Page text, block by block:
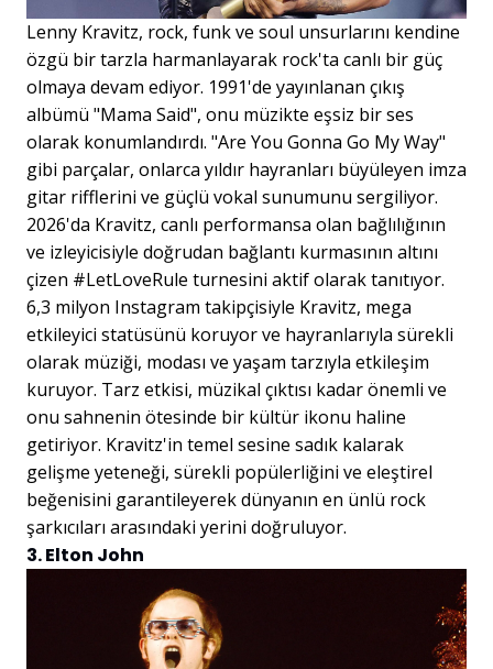
Lenny Kravitz, rock, funk ve soul unsurlarını kendine
özgü bir tarzla harmanlayarak rock'ta canlı bir güç
olmaya devam ediyor. 1991'de yayınlanan çıkış
albümü "Mama Said", onu müzikte eşsiz bir ses
olarak konumlandırdı. "Are You Gonna Go My Way"
gibi parçalar, onlarca yıldır hayranları büyüleyen imza
gitar rifflerini ve güçlü vokal sunumunu sergiliyor.
2026'da Kravitz, canlı performansa olan bağlılığının
ve izleyicisiyle doğrudan bağlantı kurmasının altını
çizen #LetLoveRule turnesini aktif olarak tanıtıyor.
6,3 milyon Instagram takipçisiyle Kravitz, mega
etkileyici statüsünü koruyor ve hayranlarıyla sürekli
olarak müziği, modası ve yaşam tarzıyla etkileşim
kuruyor. Tarz etkisi, müzikal çıktısı kadar önemli ve
onu sahnenin ötesinde bir kültür ikonu haline
getiriyor. Kravitz'in temel sesine sadık kalarak
gelişme yeteneği, sürekli popülerliğini ve eleştirel
beğenisini garantileyerek dünyanın en ünlü rock
şarkıcıları arasındaki yerini doğruluyor.
3. Elton John